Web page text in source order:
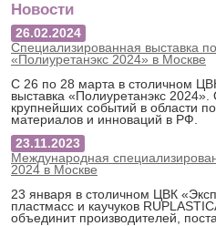
Новости
26.02.2024
Специализированная выставка
«Полиуретанэкс 2024» в Москве
С 26 по 28 марта в столичном
выставка «Полиуретанэкс
крупнейших событий в области
материалов и инноваций в РФ.
23.11.2023
Международная
2024 в Москве
23 января в столичном ЦВК
пластмасс и каучуков
объединит производителей,